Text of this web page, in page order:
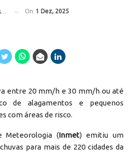
On 1 Dez, 2025
entre 20 mm/h e 30 mm/h ou até
de alagamentos e pequenos
com áreas de risco.
Meteorologia (Inmet) emitiu um
para mais de 220 cidades da